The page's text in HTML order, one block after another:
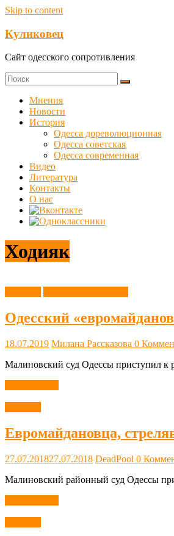
Skip to content
Куликовец
Сайт одесского сопротивления
Мнения
Новости
История
Одесса дореволюционная
Одесса советская
Одесса современная
Видео
Литература
Контакты
О нас
Ходияк
Одесский
18.07.2019 Милана Рассказова 0
Малиновский суд Одессы приступил к
Евромайдановца,
27.07.201827.07.2018 DeadPool 0
Малиновский районный суд Одессы